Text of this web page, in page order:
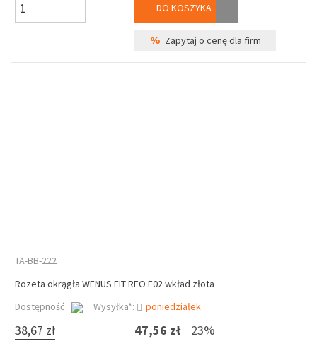
DO KOSZYKA
% Zapytaj o cenę dla firm
TA-BB-222
Rozeta okrągła WENUS FIT RFO F02 wkład złota
Dostępność
Wysyłka*: poniedziałek
38,67 zł 47,56 zł 23%